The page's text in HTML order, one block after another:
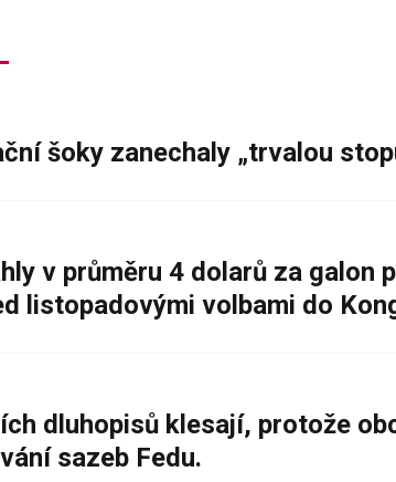
šoky zanechaly „trvalou
v průměru 4 dolarů za
listopadovými volbami do
dluhopisů klesají, protože
sazeb Fedu.